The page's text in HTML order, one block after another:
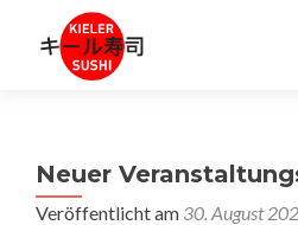
Neuer
Veröffentlicht am 30. August